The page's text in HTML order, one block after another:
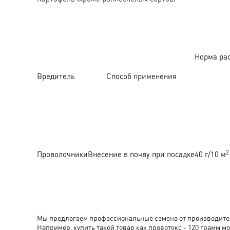
Вредитель Способ применения
Норма
ПроволочникиВнесение в почву при посадке40 г/10 м2
Мы предлагаем профессиональные семена от
Например, купить такой товар как провотокс - 120